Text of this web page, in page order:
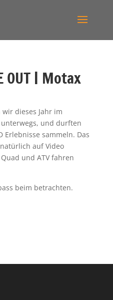
OUT | Motax
dieses Jahr im
und durften
Erlebnisse sammeln. Das
auf Video
und ATV fahren
beim betrachten.